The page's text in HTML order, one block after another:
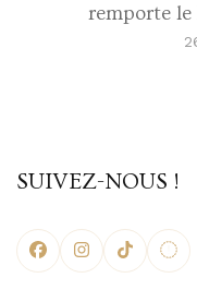
remporte le
SUIVEZ-NOUS !